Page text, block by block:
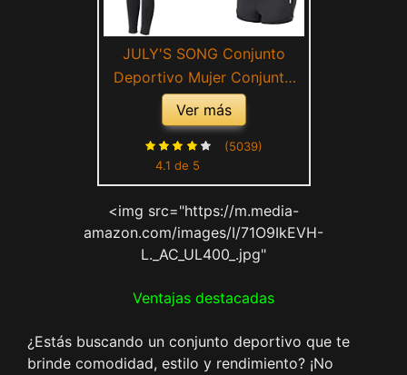
JULY'S SONG Conjunto
Deportivo Mujer Conjunto
Yoga 5 Piezas Conjuntos
Deportivos para Mujer Yoga
Fitness Deporte Chándales
Deportivo Ropa de Correr
Ejercicio
Ver más
4.1 de 5
(5039)
<img src="https://m.media-
amazon.com/images/I/71O9IkEVH-
L._AC_UL400_.jpg"
Ventajas destacadas
¿Estás buscando un conjunto deportivo que te
brinde comodidad, estilo y rendimiento? ¡No